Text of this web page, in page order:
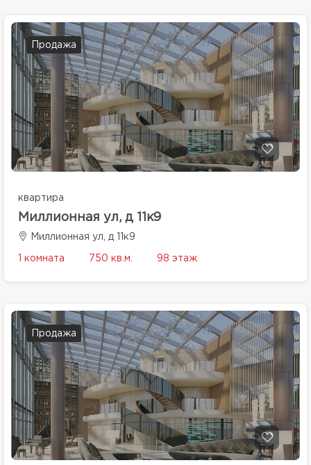
Продажа
квартира
Миллионная ул, д 11к9
Миллионная ул, д 11к9
1 комната 750 кв.м. 98 этаж
Продажа